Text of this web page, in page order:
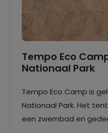
Tempo Eco
Nationaal Park
Tempo Eco Camp is
Nationaal Park. Het
een zwembad en